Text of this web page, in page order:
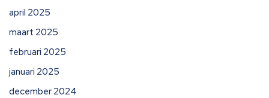
april 2025
maart 2025
februari 2025
januari 2025
december 2024